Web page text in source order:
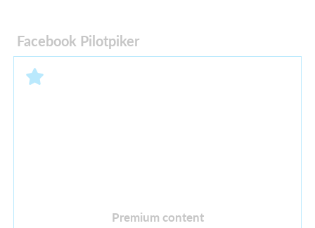
Facebook Pilotpiker
Premium content